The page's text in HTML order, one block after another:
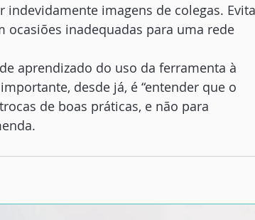
imagens de colegas.
inadequadas para uma rede
aprendizado do uso da ferramenta à
desde já, é “entender que o
de boas práticas, e não para